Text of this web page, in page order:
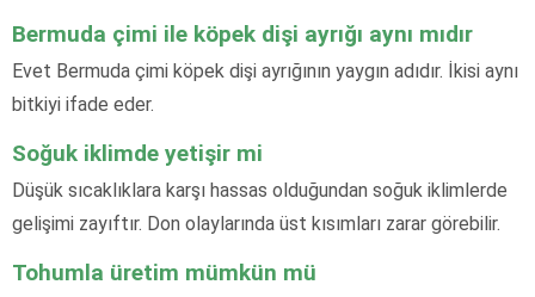
Bermuda çimi ile köpek dişi ayrığı aynı mıdır
Evet Bermuda çimi köpek dişi ayrığının yaygın adıdır. İkisi aynı
bitkiyi ifade eder.
Soğuk iklimde yetişir mi
Düşük sıcaklıklara karşı hassas olduğundan soğuk iklimlerde
gelişimi zayıftır. Don olaylarında üst kısımları zarar görebilir.
Tohumla üretim mümkün mü